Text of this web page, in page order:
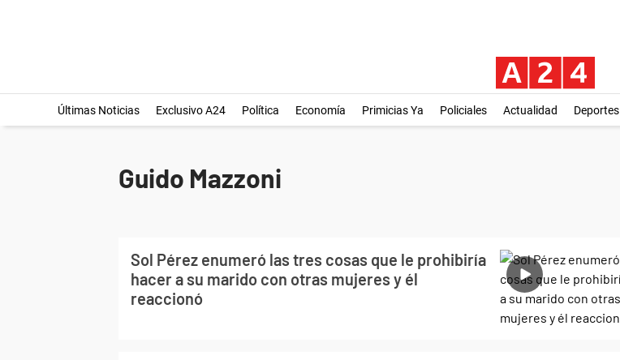
Últimas Noticias Exclusivo A24 Política Economía Primicias Ya Policiales Actualidad Deportes
Guido Mazzoni
Sol Pérez enumeró las tres cosas que le prohibiría
hacer a su marido con otras mujeres y él
reaccionó